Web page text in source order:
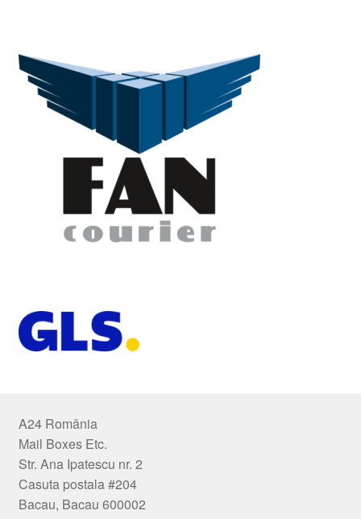
A24 România
Mail Boxes Etc.
Str. Ana Ipatescu nr. 2
Casuta postala #204
Bacau, Bacau 600002